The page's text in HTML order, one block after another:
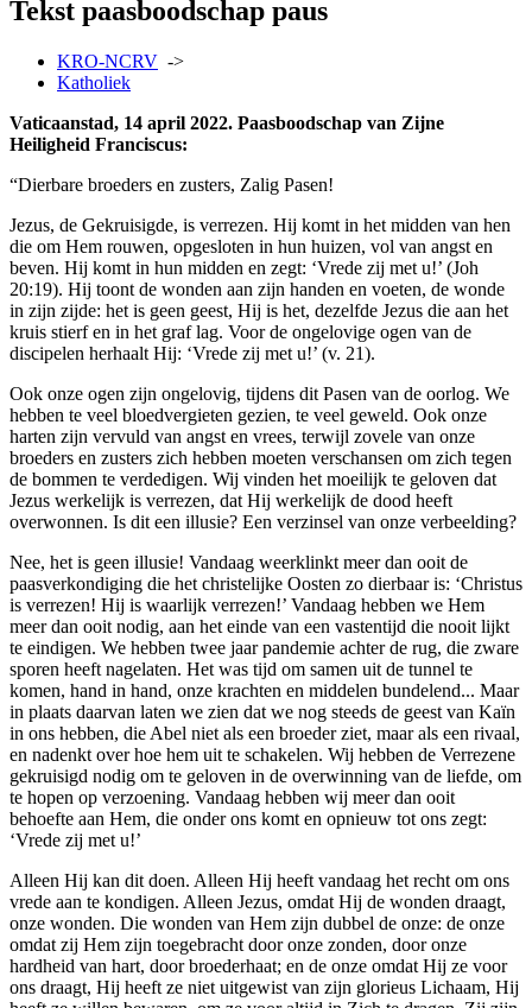
Tekst paasboodschap paus
KRO-NCRV ->
Katholiek
Vaticaanstad, 14 april 2022. Paasboodschap van Zijne
Heiligheid Franciscus:
“Dierbare broeders en zusters, Zalig Pasen!
Jezus, de Gekruisigde, is verrezen. Hij komt in het midden van hen
die om Hem rouwen, opgesloten in hun huizen, vol van angst en
beven. Hij komt in hun midden en zegt: ‘Vrede zij met u!’ (Joh
20:19). Hij toont de wonden aan zijn handen en voeten, de wonde
in zijn zijde: het is geen geest, Hij is het, dezelfde Jezus die aan het
kruis stierf en in het graf lag. Voor de ongelovige ogen van de
discipelen herhaalt Hij: ‘Vrede zij met u!’ (v. 21).
Ook onze ogen zijn ongelovig, tijdens dit Pasen van de oorlog. We
hebben te veel bloedvergieten gezien, te veel geweld. Ook onze
harten zijn vervuld van angst en vrees, terwijl zovele van onze
broeders en zusters zich hebben moeten verschansen om zich tegen
de bommen te verdedigen. Wij vinden het moeilijk te geloven dat
Jezus werkelijk is verrezen, dat Hij werkelijk de dood heeft
overwonnen. Is dit een illusie? Een verzinsel van onze verbeelding?
Nee, het is geen illusie! Vandaag weerklinkt meer dan ooit de
paasverkondiging die het christelijke Oosten zo dierbaar is: ‘Christus
is verrezen! Hij is waarlijk verrezen!’ Vandaag hebben we Hem
meer dan ooit nodig, aan het einde van een vastentijd die nooit lijkt
te eindigen. We hebben twee jaar pandemie achter de rug, die zware
sporen heeft nagelaten. Het was tijd om samen uit de tunnel te
komen, hand in hand, onze krachten en middelen bundelend... Maar
in plaats daarvan laten we zien dat we nog steeds de geest van Kaïn
in ons hebben, die Abel niet als een broeder ziet, maar als een rivaal,
en nadenkt over hoe hem uit te schakelen. Wij hebben de Verrezene
gekruisigd nodig om te geloven in de overwinning van de liefde, om
te hopen op verzoening. Vandaag hebben wij meer dan ooit
behoefte aan Hem, die onder ons komt en opnieuw tot ons zegt:
‘Vrede zij met u!’
Alleen Hij kan dit doen. Alleen Hij heeft vandaag het recht om ons
vrede aan te kondigen. Alleen Jezus, omdat Hij de wonden draagt,
onze wonden. Die wonden van Hem zijn dubbel de onze: de onze
omdat zij Hem zijn toegebracht door onze zonden, door onze
hardheid van hart, door broederhaat; en de onze omdat Hij ze voor
ons draagt, Hij heeft ze niet uitgewist van zijn glorieus Lichaam, Hij